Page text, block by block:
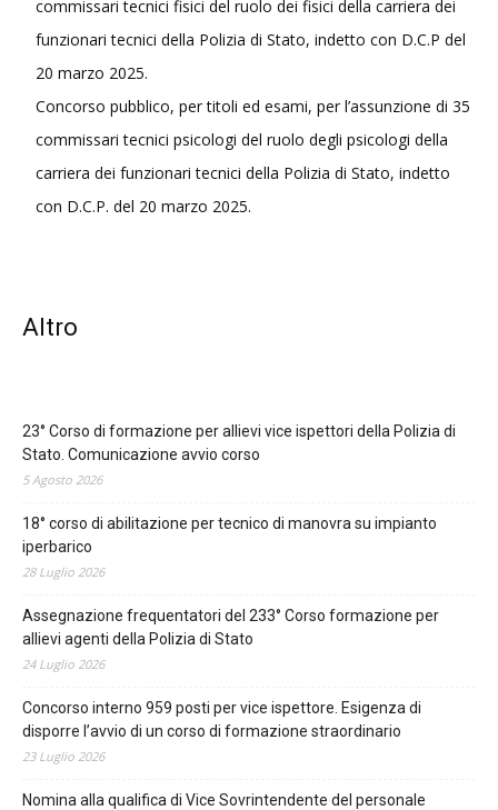
commissari tecnici fisici del ruolo dei fisici della carriera dei
funzionari tecnici della Polizia di Stato, indetto con D.C.P del
20 marzo 2025.
Concorso pubblico, per titoli ed esami, per l’assunzione di 35
commissari tecnici psicologi del ruolo degli psicologi della
carriera dei funzionari tecnici della Polizia di Stato, indetto
con D.C.P. del 20 marzo 2025.
Altro
23° Corso di formazione per allievi vice ispettori della Polizia di
Stato. Comunicazione avvio corso
5 Agosto 2026
18° corso di abilitazione per tecnico di manovra su impianto
iperbarico
28 Luglio 2026
Assegnazione frequentatori del 233° Corso formazione per
allievi agenti della Polizia di Stato
24 Luglio 2026
Concorso interno 959 posti per vice ispettore. Esigenza di
disporre l’avvio di un corso di formazione straordinario
23 Luglio 2026
Nomina alla qualifica di Vice Sovrintendente del personale